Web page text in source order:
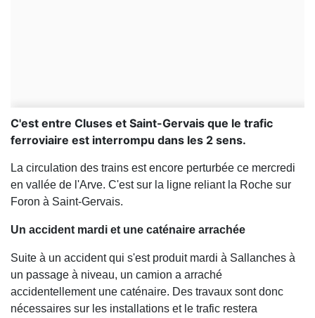
C'est entre Cluses et Saint-Gervais que le trafic
ferroviaire est interrompu dans les 2 sens.
La circulation des trains est encore perturbée ce mercredi
en vallée de l'Arve. C'est sur la ligne reliant la Roche sur
Foron à Saint-Gervais.
Un accident mardi et une caténaire arrachée
Suite à un accident qui s'est produit mardi à Sallanches à
un passage à niveau, un camion a arraché
accidentellement une caténaire. Des travaux sont donc
nécessaires sur les installations et le trafic restera